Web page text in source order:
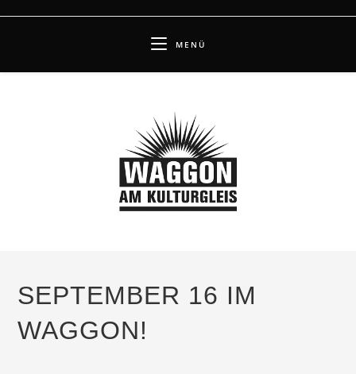
MENÜ
SEPTEMBER 16 IM
WAGGON!